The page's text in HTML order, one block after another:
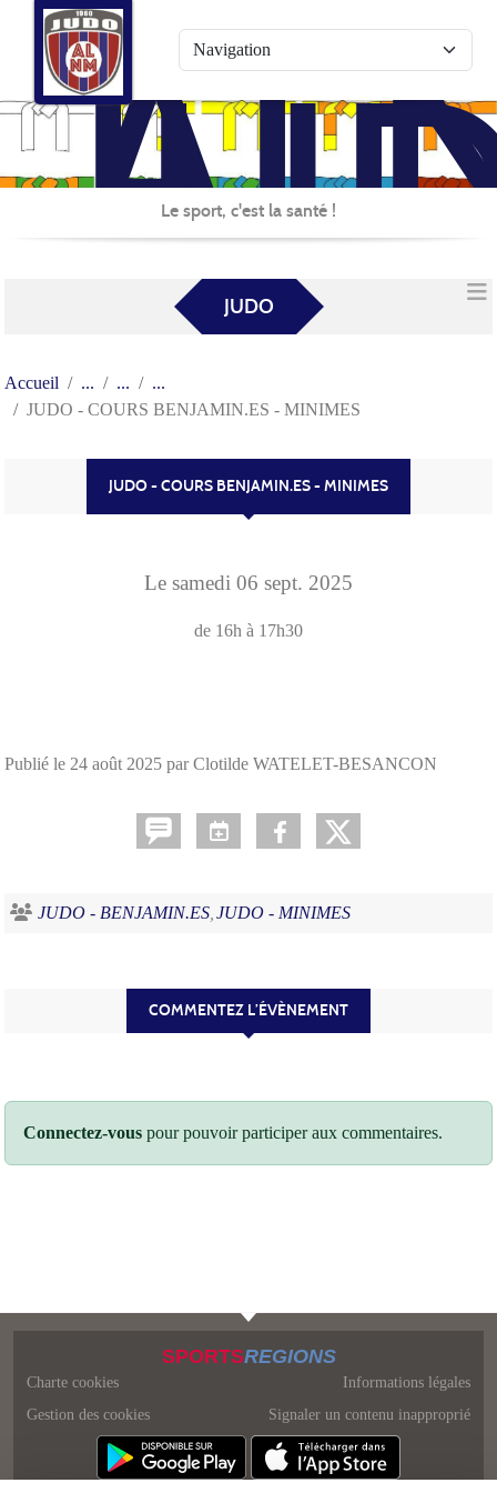
Le sport, c'est la santé !
JUDO
Accueil
JUDO - COURS BENJAMIN.ES - MINIMES
JUDO - COURS BENJAMIN.ES - MINIMES
Le samedi 06 sept. 2025
de 16h à 17h30
Publié le 24 août 2025 par Clotilde WATELET-BESANCON
JUDO - BENJAMIN.ES JUDO - MINIMES
COMMENTEZ L’ÉVÈNEMENT
Connectez-vous pour pouvoir participer aux commentaires.
SPORTSREGIONS
Charte cookies
Gestion des cookies
Informations légales
Signaler un contenu inapproprié
Panneau de gestion des cookies